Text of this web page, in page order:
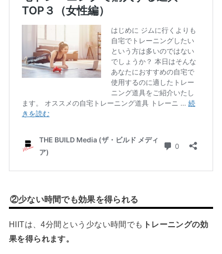
②少ない時間でも効果を得られる
HIITは、4分間という少ない時間でも トレーニングの効
果を得られます。